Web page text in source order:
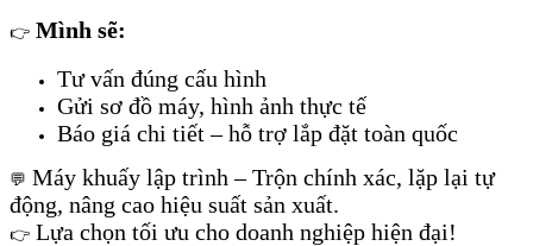
👉 Mình sẽ:
Tư vấn đúng cấu hình
Gửi sơ đồ máy, hình ảnh thực tế
Báo giá chi tiết – hỗ trợ lắp đặt toàn quốc
💬 Máy khuấy lập trình – Trộn chính xác, lặp lại tự
động, nâng cao hiệu suất sản xuất.
👉 Lựa chọn tối ưu cho doanh nghiệp hiện đại!